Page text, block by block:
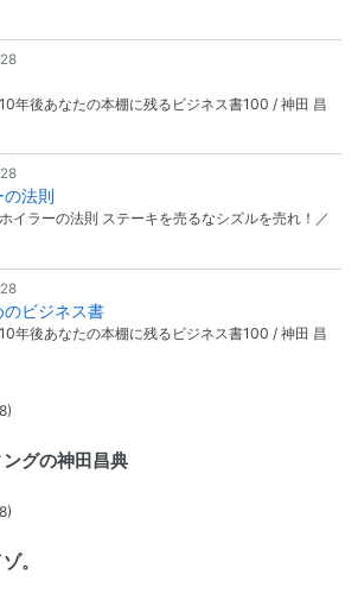
10年後あなたの本棚に残るビジネス書100 / 神田 昌
法則
ホイラーの法則 ステーキを売るなシズルを売れ！／
のビジネス書
10年後あなたの本棚に残るビジネス書100 / 神田 昌
グの神田昌典
。